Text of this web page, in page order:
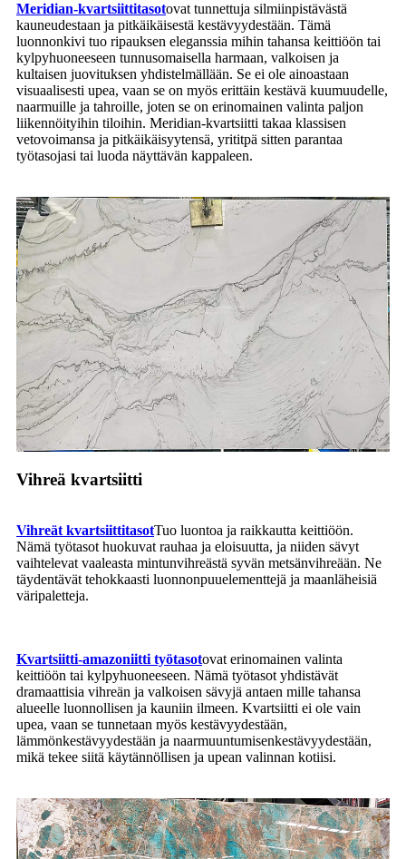
Meridian-kvartsiittitasotovat tunnettuja silmiinpistävästä
kauneudestaan ​​ja pitkäikäisestä kestävyydestään. Tämä
luonnonkivi tuo ripauksen eleganssia mihin tahansa keittiöön tai
kylpyhuoneeseen tunnusomaisella harmaan, valkoisen ja
kultaisen juovituksen yhdistelmällään. Se ei ole ainoastaan ​​
visuaalisesti upea, vaan se on myös erittäin kestävä kuumuudelle,
naarmuille ja tahroille, joten se on erinomainen valinta paljon
liikennöityihin tiloihin. Meridian-kvartsiitti takaa klassisen
vetovoimansa ja pitkäikäisyytensä, yrititpä sitten parantaa
työtasojasi tai luoda näyttävän kappaleen.
Vihreä kvartsiitti
Vihreät kvartsiittitasotTuo luontoa ja raikkautta keittiöön.
Nämä työtasot huokuvat rauhaa ja eloisuutta, ja niiden sävyt
vaihtelevat vaaleasta mintunvihreästä syvän metsänvihreään. Ne
täydentävät tehokkaasti luonnonpuuelementtejä ja maanläheisiä
väripaletteja.
Kvartsiitti-amazoniitti työtasotovat erinomainen valinta
keittiöön tai kylpyhuoneeseen. Nämä työtasot yhdistävät
dramaattisia vihreän ja valkoisen sävyjä antaen mille tahansa
alueelle luonnollisen ja kauniin ilmeen. Kvartsiitti ei ole vain
upea, vaan se tunnetaan myös kestävyydestään,
lämmönkestävyydestään ja naarmuuntumisenkestävyydestään,
mikä tekee siitä käytännöllisen ja upean valinnan kotiisi.